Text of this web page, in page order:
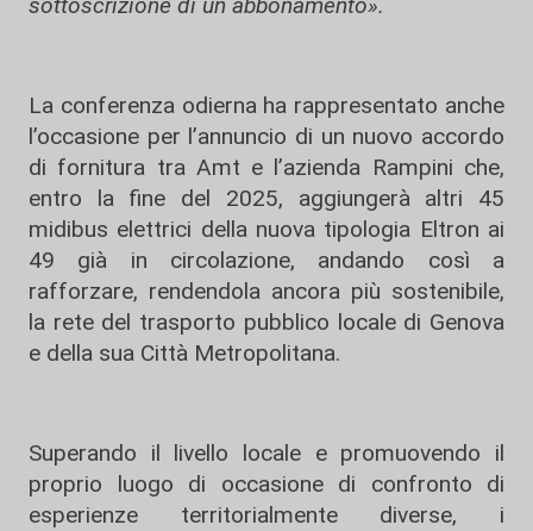
La conferenza odierna ha rappresentato anche
l’occasione per l’annuncio di un nuovo accordo
di fornitura tra Amt e l’azienda Rampini che,
entro la fine del 2025, aggiungerà altri 45
midibus elettrici della nuova tipologia Eltron ai
49 già in circolazione, andando così a
rafforzare, rendendola ancora più sostenibile,
la rete del trasporto pubblico locale di Genova
e della sua Città Metropolitana.
Superando il livello locale e promuovendo il
proprio luogo di occasione di confronto di
esperienze territorialmente diverse, i